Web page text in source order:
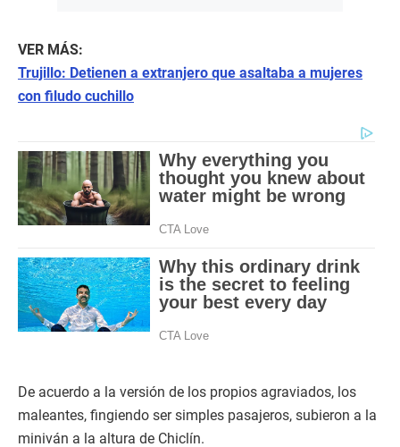
VER MÁS:
Trujillo: Detienen a extranjero que asaltaba a mujeres
con filudo cuchillo
De acuerdo a la versión de los propios agraviados, los
maleantes, fingiendo ser simples pasajeros, subieron a la
miniván a la altura de Chiclín.